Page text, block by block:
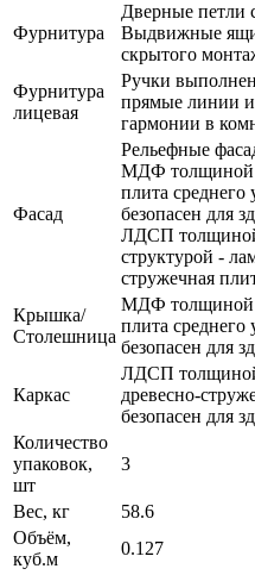
Фурнитура
Дверные петли
Выдвижные
скрытого
Фурнитура
лицевая
Ручки
прямые линии
гармонии в
Фасад
Рельефные
МДФ толщиной
плита среднего
безопасен для
ЛДСП
структурой -
стружечная
Крышка/
Столешница
МДФ толщиной
плита среднего
безопасен для
Каркас
ЛДСП
древесно-
безопасен для
Количество
упаковок,
шт
3
Вес, кг
58.6
Объём,
куб.м
0.127